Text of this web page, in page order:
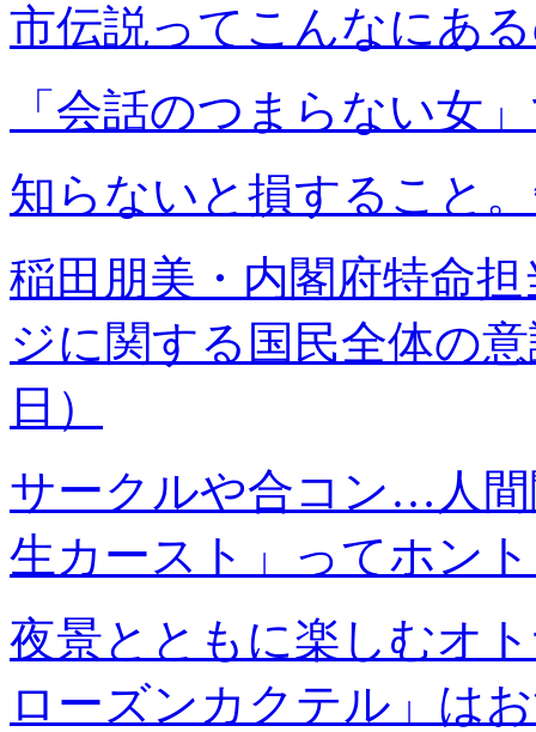
市伝説ってこんなにあ
「会話のつまらない女
知らないと損すること
稲田朋美・内閣府特命
ジに関する国民全体の
日）
サークルや合コン…人
生カースト」ってホン
夜景とともに楽しむオ
ローズンカクテル」は